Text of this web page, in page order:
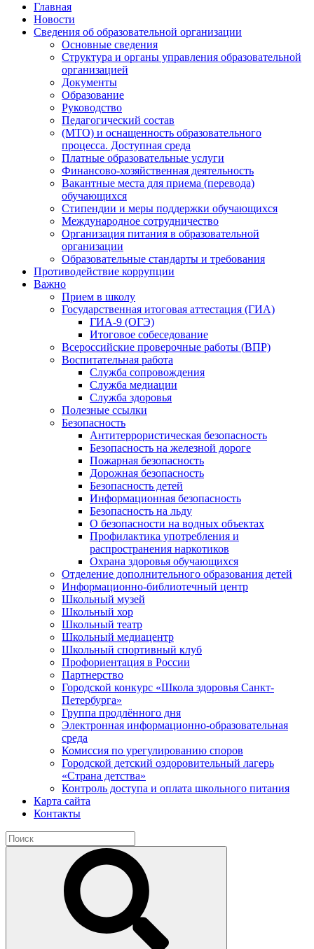
Главная
Новости
Сведения об образовательной организации
Основные сведения
Структура и органы управления образовательной
организацией
Документы
Образование
Руководство
Педагогический состав
(МТО) и оснащенность образовательного
процесса. Доступная среда
Платные образовательные услуги
Финансово-хозяйственная деятельность
Вакантные места для приема (перевода)
обучающихся
Стипендии и меры поддержки обучающихся
Международное сотрудничество
Организация питания в образовательной
организации
Образовательные стандарты и требования
Противодействие коррупции
Важно
Прием в школу
Государственная итоговая аттестация (ГИА)
ГИА-9 (ОГЭ)
Итоговое собеседование
Всероссийские проверочные работы (ВПР)
Воспитательная работа
Служба сопровождения
Служба медиации
Служба здоровья
Полезные ссылки
Безопасность
Антитеррористическая безопасность
Безопасность на железной дороге
Пожарная безопасность
Дорожная безопасность
Безопасность детей
Информационная безопасность
Безопасность на льду
О безопасности на водных объектах
Профилактика употребления и
распространения наркотиков
Охрана здоровья обучающихся
Отделение дополнительного образования детей
Информационно-библиотечный центр
Школьный музей
Школьный хор
Школьный театр
Школьный медиацентр
Школьный спортивный клуб
Профориентация в России
Партнерство
Городской конкурс «Школа здоровья Санкт-
Петербурга»
Группа продлённого дня
Электронная информационно-образовательная
среда
Комиссия по урегулированию споров
Городской детский оздоровительный лагерь
«Страна детства»
Контроль доступа и оплата школьного питания
Карта сайта
Контакты